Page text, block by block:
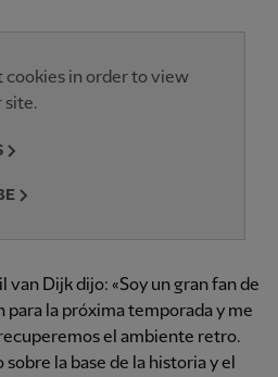
cookies in order to view
site.
van Dijk dijo: «Soy un gran fan de
para la próxima temporada y me
el ambiente retro.
la base de la historia y el